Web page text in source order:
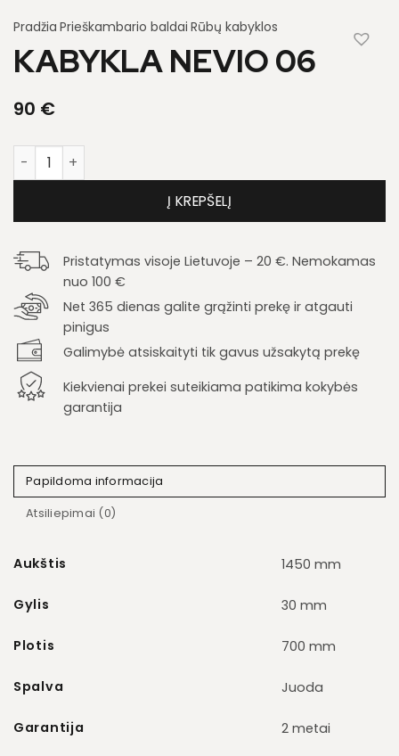
Pradžia Prieškambario baldai Rūbų kabyklos
KABYKLA NEVIO 06
90 €
produkto kiekis: Kabykla Nevio 06
Į KREPŠELĮ
Pristatymas visoje Lietuvoje – 20 €. Nemokamas
nuo 100 €
Net 365 dienas galite grąžinti prekę ir atgauti
pinigus
Galimybė atsiskaityti tik gavus užsakytą prekę
Kiekvienai prekei suteikiama patikima kokybės
garantija
Papildoma informacija
Atsiliepimai (0)
Aukštis 1450 mm
Gylis 30 mm
Plotis 700 mm
Spalva Juoda
Garantija 2 metai